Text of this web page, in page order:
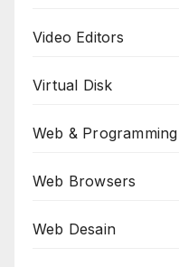
Video Editors
Virtual Disk
Web & Programming
Web Browsers
Web Desain